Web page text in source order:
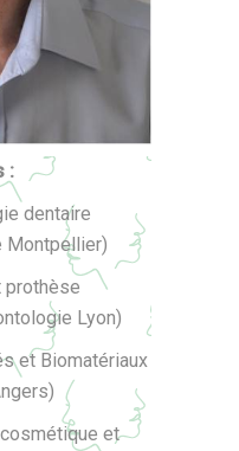
:
dentaire
Montpellier)
prothèse
Lyon)
et Biomatériaux
et